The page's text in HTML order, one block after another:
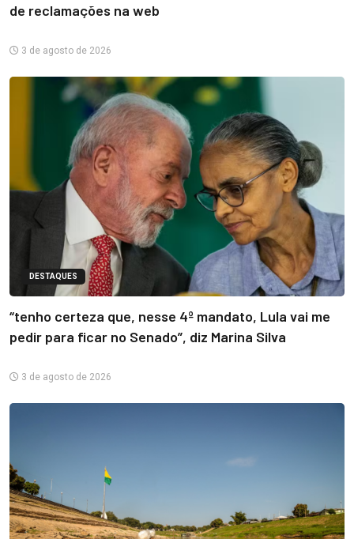
de reclamações na web
3 de agosto de 2026
DESTAQUES
“tenho certeza que, nesse 4º mandato, Lula vai me
pedir para ficar no Senado”, diz Marina Silva
3 de agosto de 2026